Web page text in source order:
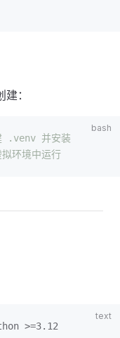
：
.venv 并安装
环境中运行
>=3.12